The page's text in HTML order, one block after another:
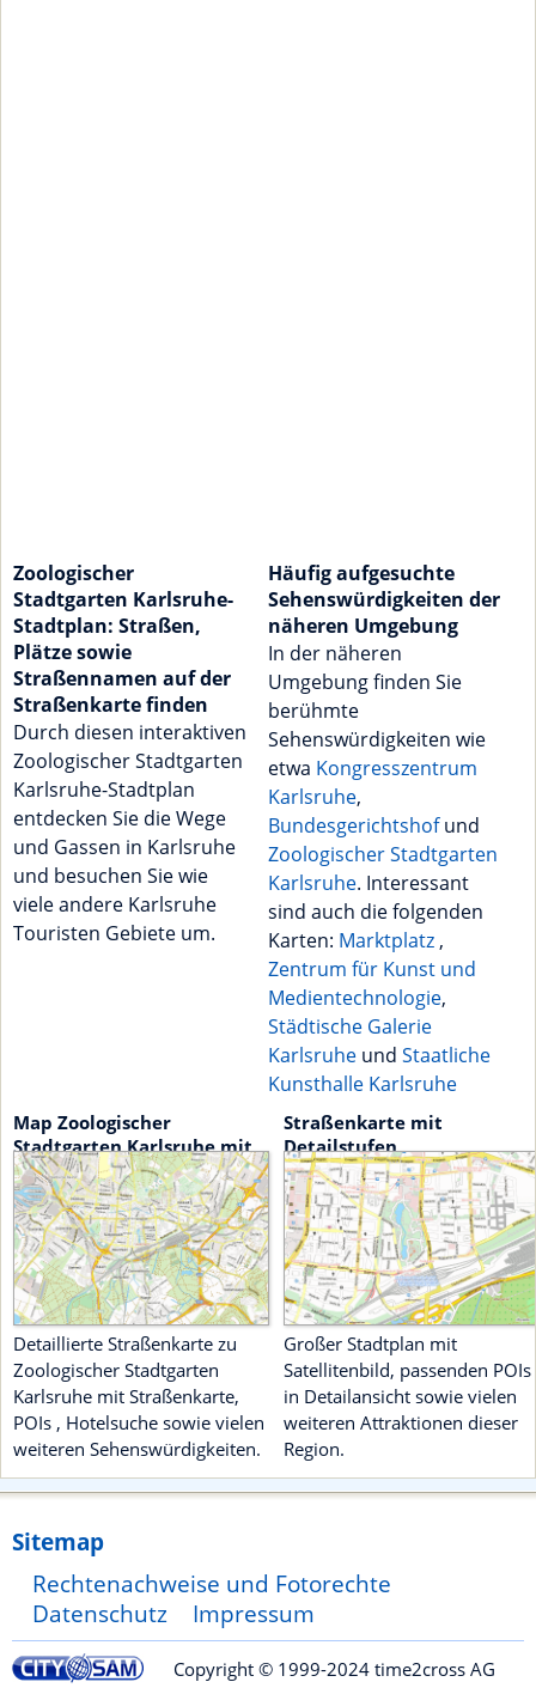
Zoologischer
Stadtgarten Karlsruhe-
Stadtplan: Straßen,
Plätze sowie
Straßennamen auf der
Straßenkarte finden
Durch diesen interaktiven
Zoologischer Stadtgarten
Karlsruhe-Stadtplan
entdecken Sie die Wege
und Gassen in Karlsruhe
und besuchen Sie wie
viele andere Karlsruhe
Touristen Gebiete um.
Häufig aufgesuchte
Sehenswürdigkeiten der
näheren Umgebung
In der näheren
Umgebung finden Sie
berühmte
Sehenswürdigkeiten wie
etwa Kongresszentrum
Karlsruhe,
Bundesgerichtshofund
Zoologischer Stadtgarten
Karlsruhe. Interessant
sind auch die folgenden
Karten: Marktplatz ,
Zentrum für Kunst und
Medientechnologie,
Städtische Galerie
Karlsruhe und Staatliche
Kunsthalle Karlsruhe
Map Zoologischer
Stadtgarten Karlsruhe mit
verschiedenen
Attraktionen
Detaillierte Straßenkarte zu
Zoologischer Stadtgarten
Karlsruhe mit Straßenkarte,
POIs , Hotelsuche sowie vielen
weiteren Sehenswürdigkeiten.
Straßenkarte mit
Detailstufen
Großer Stadtplan mit
Satellitenbild, passenden POIs
in Detailansicht sowie vielen
weiteren Attraktionen dieser
Region.
Sitemap
Rechtenachweise und Fotorechte
Datenschutz
Impressum
Copyright © 1999-2024 time2cross AG